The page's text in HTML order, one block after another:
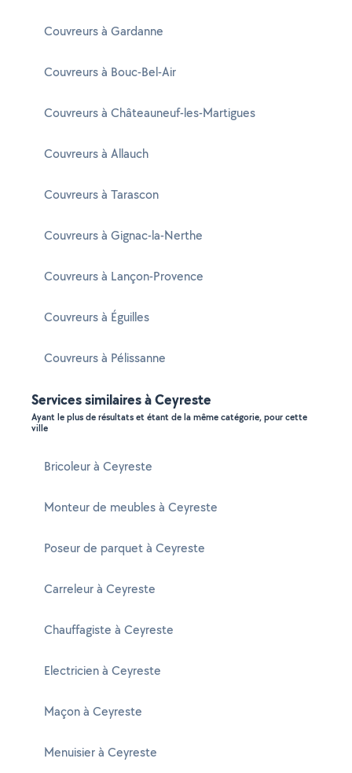
Couvreurs à Gardanne
Couvreurs à Bouc-Bel-Air
Couvreurs à Châteauneuf-les-Martigues
Couvreurs à Allauch
Couvreurs à Tarascon
Couvreurs à Gignac-la-Nerthe
Couvreurs à Lançon-Provence
Couvreurs à Éguilles
Couvreurs à Pélissanne
Services similaires à Ceyreste
Ayant le plus de résultats et étant de la même catégorie, pour cette
ville
Bricoleur à Ceyreste
Monteur de meubles à Ceyreste
Poseur de parquet à Ceyreste
Carreleur à Ceyreste
Chauffagiste à Ceyreste
Electricien à Ceyreste
Maçon à Ceyreste
Menuisier à Ceyreste